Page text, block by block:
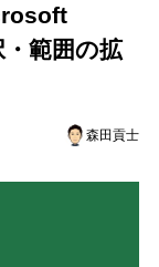
範囲の拡
森田貢士